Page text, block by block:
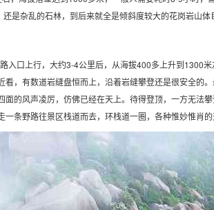
是杂乱的石林，到后来就全是倾斜度较大的花岗岩山体
入口上行，大约3-4公里后，从海拔400多上升到1300
，有数道岩缝盘恒而上，沿着岩缝攀登还是很安全的
的风声凌厉，仿佛已经在天上。待得登顶，一方无法
条野路往景区栈道而去，环栈道一圈，各种惟妙惟肖的